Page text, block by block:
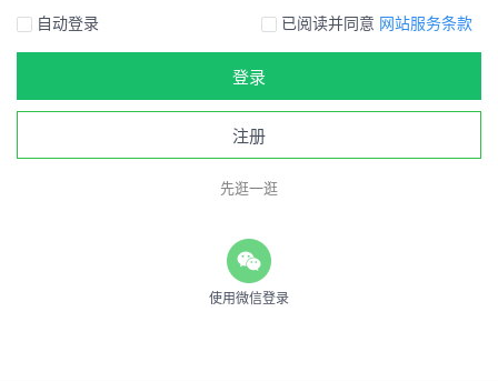
自动登录
已阅读并同意 网站服务条款
登录
注册
先逛一逛
使用微信登录